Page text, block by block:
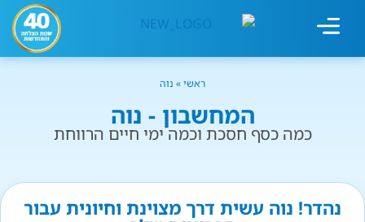
ראשי» נוה
המחשבון - נוה
כמה כסף חסכת וכמה ימי חיים הרווחת
נהדר! נוה עשית דרך מצוינת וחיונית עבור